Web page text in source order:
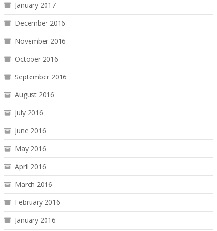
January 2017
December 2016
November 2016
October 2016
September 2016
August 2016
July 2016
June 2016
May 2016
April 2016
March 2016
February 2016
January 2016